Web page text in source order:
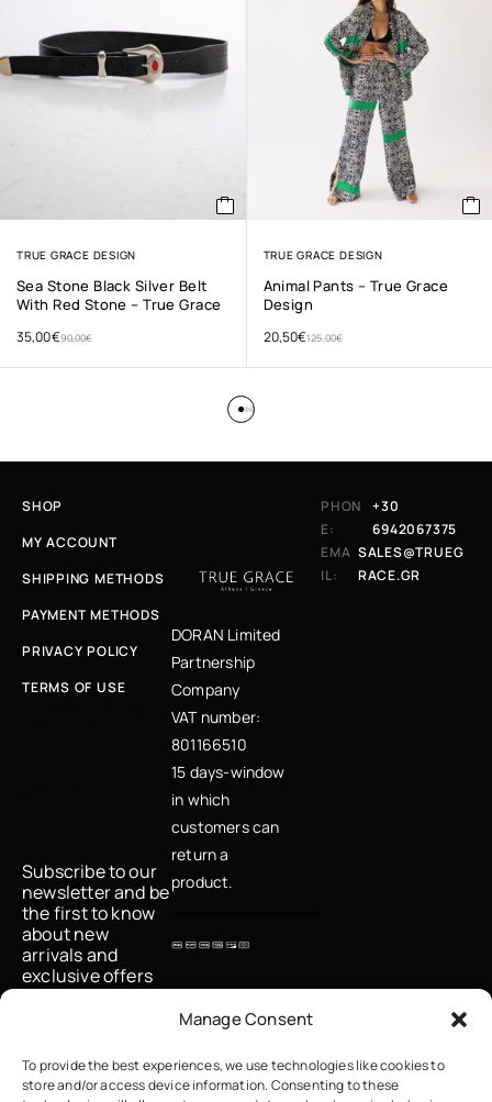
Manage Consent
To provide the best experiences, we use technologies like cookies to
store and/or access device information. Consenting to these
TRUE GRACE DESIGN
Sea Stone Black Silver Belt
With Red Stone – True Grace
90,00€
35,00€
TRUE GRACE DESIGN
Animal Pants – True Grace
Design
125,00€
20,50€
SHOP
MY ACCOUNT
SHIPPING METHODS
PAYMENT METHODS
PRIVACY POLICY
TERMS OF USE
Subscribe to our
newsletter and be
the first to know
about new
arrivals and
exclusive offers
I accept the
DORAN Limited
Partnership
Company
VAT number:
801166510
15 days-window
in which
customers can
return a
product.
PHON
E:
+30
6942067375
EMA
IL:
SALES@TRUEG
RACE.GR